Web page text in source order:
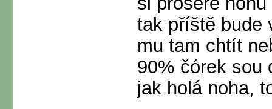
tak příště bude
mu tam chtít
90% čórek sou
jak holá noha,